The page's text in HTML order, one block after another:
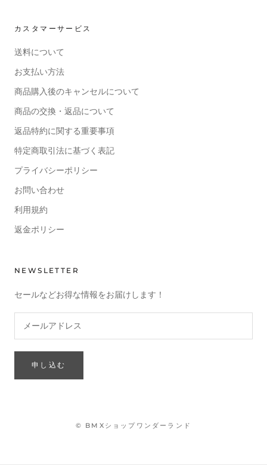
カスタマーサービス
送料について
お支払い方法
商品購入後のキャンセルについて
商品の交換・返品について
返品特約に関する重要事項
特定商取引法に基づく表記
プライバシーポリシー
お問い合わせ
利用規約
返金ポリシー
NEWSLETTER
セールなどお得な情報をお届けします！
申し込む
© BMXショップワンダーランド